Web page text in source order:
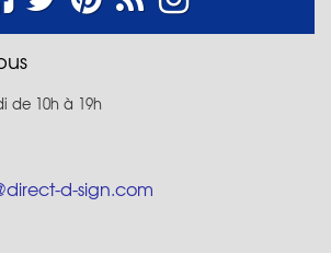
de 10h à 19h
d-sign.com